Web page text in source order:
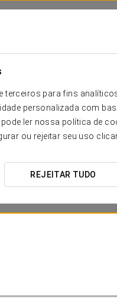
terceiros para fins
personalizada com
ler nossa política de
ou rejeitar seu uso
REJEITAR TUDO